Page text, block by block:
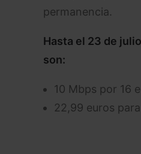
permanencia.
Hasta el 23 de
son:
10 Mbps por 16
22,99 euros